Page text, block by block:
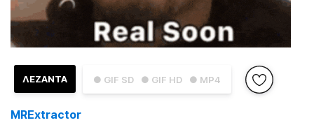
● GIF SD ● GIF HD ● MP4
ΛΕΖΑΝΤΑ
MRExtractor